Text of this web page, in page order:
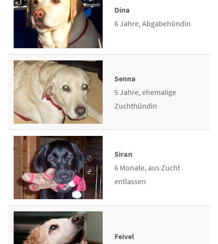
Dina
6 Jahre, Abgabehündin
Senna
5 Jahre, ehemalige
Zuchthündin
Siran
6 Monate, aus Zucht
entlassen
Feivel